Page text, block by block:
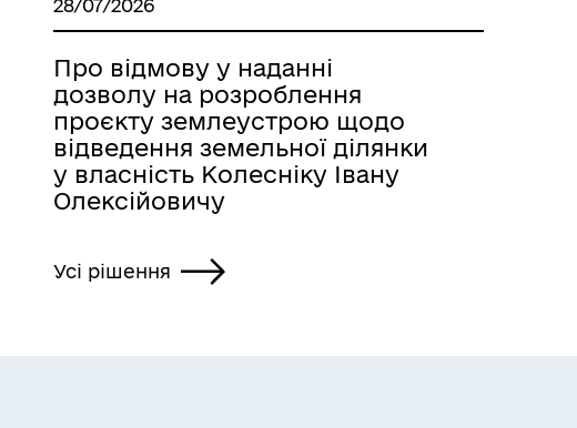
28/07/2026
Про відмову у наданні
дозволу на розроблення
проєкту землеустрою щодо
відведення земельної ділянки
у власність Колесніку Івану
Олексійовичу
Усі рішення